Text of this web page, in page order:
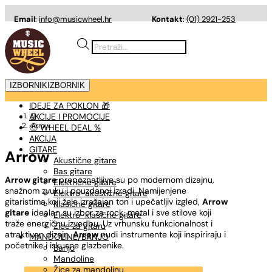
Email:info@musicwheel.hr Kontakt:(01) 2921-253
Products
search
IZBORNIK IZBORNIK
IDEJE ZA POKLON 🎁
AKCIJE I PROMOCIJE
🤠 WHEEL DEAL %
AKCIJA
GITARE
Akustične gitare
Bas gitare
Električne gitare
Elektro-akustične gitare
Klasične gitare
Elektro-klasične gitare
Žice za gitaru
MANDOLINE/BANJO
Banjo
Mandoline
Žice za mandolinu

Arrow
Arrow
Arrow gitareprepoznatljive su po modernom dizajnu,
snažnom zvuku i pouzdanoj izradi. Namijenjene
gitaristima koji žele izražajan ton i upečatljiv izgled, Arrow
gitare idealan su izbor za rock, metal i sve stilove koji
traže energičnu izvedbu. Uz vrhunsku funkcionalnost i
atraktivan dizajn,Arrownudi instrumente koji inspiriraju i
početnike i iskusne glazbenike.